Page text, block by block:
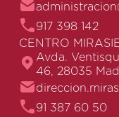
917 398 142
CENTRO
Avda.
46, 28035
91 387 60 50